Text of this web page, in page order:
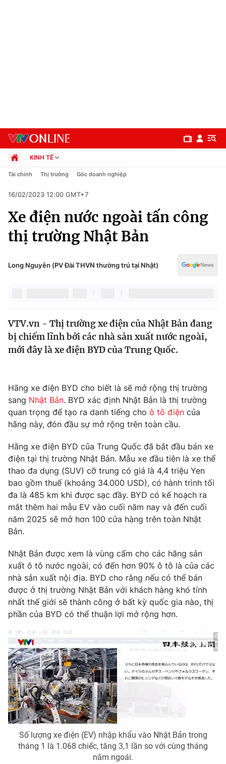
Chuyên mục
Chính trị
Thế giới
Thế giới đó đây
Câu chuyện quốc tế
Tài chính
Thị trường
Dữ liệu và đời sống
Phim VTV
Hậu trường
Nhân vật
Khán giả
Giải sao mai
Giải trí
Điện ảnh
Âm nhạc
Sao
Đời sống
Du lịch
Làm đẹp
Chất lượng cuộc sống
Giáo dục
Học trực tuyến
Công nghệ
Hitech Công nghệ tương lai
Sản phẩm
Thị trường
Tư vấn
Giao lưu trực tuyến
Lịch phát sóng
Chuyên mục khác
Emagazine Podcast
Photo Infographic
Video Shorts video
VTV Money VTV Thể thao
KINH TẾ
Chính trị
Pháp luật
Kinh tế
Thể thao
Truyền hình
Y tế
Tài chính Thị trường Góc doanh nghiệp
16/02/2023 12:00 GMT+7
Xe điện nước ngoài tấn công
thị trường Nhật Bản
Long Nguyễn (PV Đài THVN thường trú tại Nhật)
VTV.vn - Thị trường xe điện của Nhật Bản đang
bị chiếm lĩnh bởi các nhà sản xuất nước ngoài,
mới đây là xe điện BYD của Trung Quốc.
Hãng xe điện BYD cho biết là sẽ mở rộng thị trường
sang Nhật Bản. BYD xác định Nhật Bản là thị trường
quan trọng để tạo ra danh tiếng cho ô tô điện của
hãng này, đón đầu sự mở rộng trên toàn cầu.
Hãng xe điện BYD của Trung Quốc đã bắt đầu bán xe
điện tại thị trường Nhật Bản. Mẫu xe đầu tiên là xe thể
thao đa dụng (SUV) cỡ trung có giá là 4,4 triệu Yen
bao gồm thuế (khoảng 34.000 USD), có hành trình tối
đa là 485 km khi được sạc đầy. BYD có kế hoạch ra
mắt thêm hai mẫu EV vào cuối năm nay và đến cuối
năm 2025 sẽ mở hơn 100 cửa hàng trên toàn Nhật
Bản.
Nhật Bản được xem là vùng cấm cho các hãng sản
xuất ô tô nước ngoài, có đến hơn 90% ô tô là của các
nhà sản xuất nội địa. BYD cho rằng nếu có thể bán
được ở thị trường Nhật Bản với khách hàng khó tính
nhất thế giới sẽ thành công ở bất kỳ quốc gia nào, thị
phần của BYD có thể thuận lợi mở rộng hơn.
Số lượng xe điện (EV) nhập khẩu vào Nhật Bản trong
tháng 1 là 1.068 chiếc, tăng 3,1 lần so với cùng tháng
năm ngoái.